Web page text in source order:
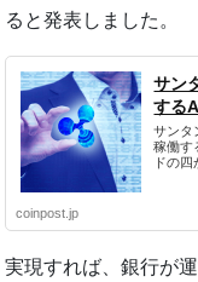
ると発表しました。
サン
する
サンタ
稼働す
ドの
coinpost.jp
実現すれば、銀行が